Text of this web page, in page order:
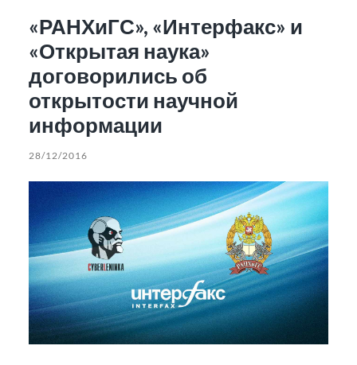
«РАНХиГС», «Интерфакс» и
«Открытая наука»
договорились об
открытости научной
информации
28/12/2016